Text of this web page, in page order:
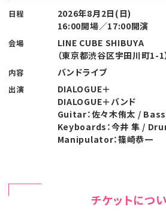
日程
2026年8月2日(日)
16:00開場／17:00開演
会場
LINE CUBE SHIBUYA
（東京都渋谷区宇田川町1-1
内容 バンドライブ
出演
DIALOGUE＋
DIALOGUE＋バンド
Guitar：佐々木侑太 / Bass
Keyboards：今井 隼 /
Manipulator：篠崎恭一
チケットにつ